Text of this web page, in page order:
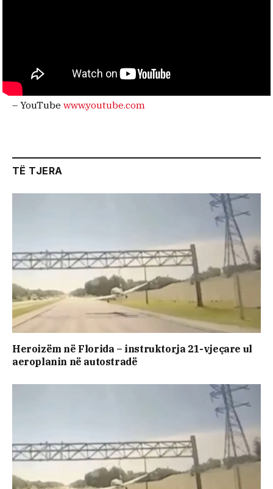
– YouTube www.youtube.com
TË TJERA
Heroizëm në Florida – instruktorja 21-vjeçare ul
aeroplanin në autostradë